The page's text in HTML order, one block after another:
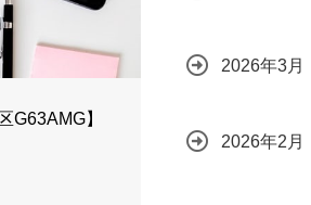
G63AMG】
2026年3月
2026年2月